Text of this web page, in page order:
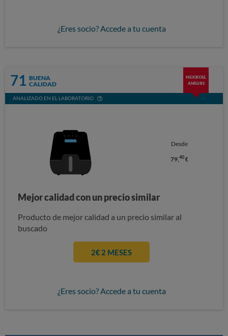
¿Eres socio? Accede a tu cuenta
71 BUENA
CALIDAD
MEJOR DEL
ANÁLISIS
ANALIZADO EN EL LABORATORIO
Desde
79, 40€
Mejor calidad con un precio similar
Producto de mejor calidad a un precio similar al
buscado
2€ 2 MESES
¿Eres socio? Accede a tu cuenta